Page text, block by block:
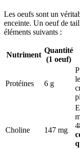
Les oeufs sont un
enceinte. Un oeuf de
éléments suivants :
Nutriment
Quantité
(1 oeuf)
Protéines 6 g
Choline 147 mg